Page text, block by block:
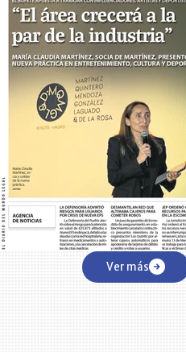
Ver más